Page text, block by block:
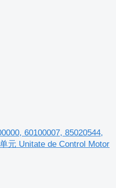
60100007, 85020544,
元 Unitate de Control Motor